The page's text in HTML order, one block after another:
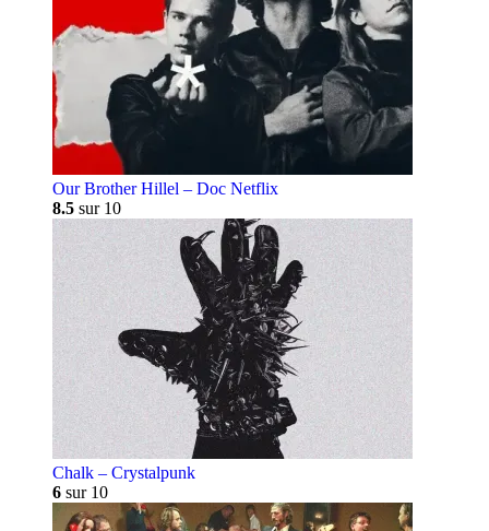
Our Brother Hillel – Doc Netflix
8.5 sur 10
Chalk – Crystalpunk
6 sur 10